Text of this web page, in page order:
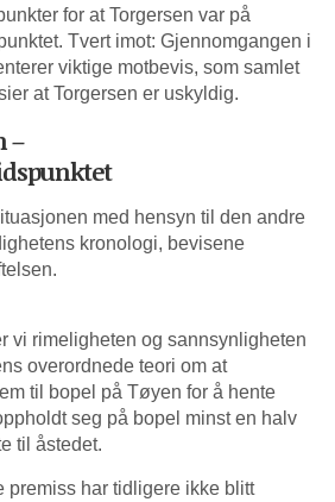
for at Torgersen var på
Tvert imot: Gjennomgangen i
viktige motbevis, som samlet
at Torgersen er uskyldig.
–
med hensyn til den andre
kronologi, bevisene
vi rimeligheten og sannsynligheten
overordnede teori om at
til bopel på Tøyen for å hente
seg på bopel minst en halv
til åstedet.
premiss har tidligere ikke blitt